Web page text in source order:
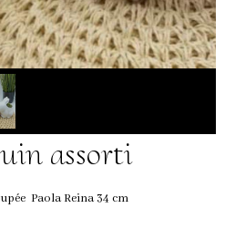
assorti
Paola Reina 34 cm